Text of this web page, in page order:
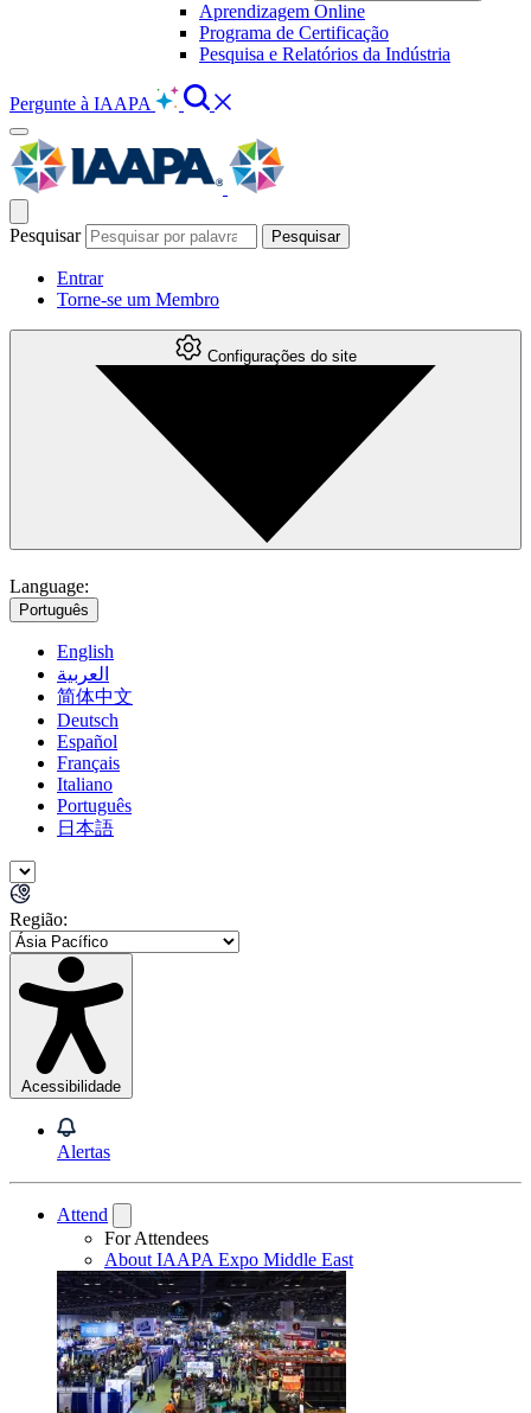
Aprendizagem Online
Programa de Certificação
Pesquisa e Relatórios da Indústria
Pergunte à IAAPA
Pesquisar
Entrar
Torne-se um Membro
Configurações do site
Language:
Português
English
العربية
简体中文
Deutsch
Español
Français
Italiano
Português
日本語
Região:
Acessibilidade
Alertas
Attend
For Attendees
About IAAPA Expo Middle East